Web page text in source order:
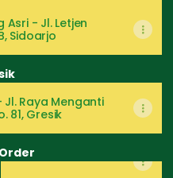
Asri - Jl. Letjen
Sidoarjo
Jl. Raya Menganti
81, Gresik